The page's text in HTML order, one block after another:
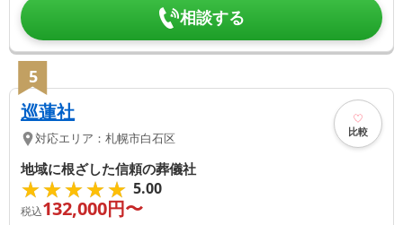
相談する
5
巡蓮社
対応エリア： 札幌市白石区 比較
地域に根ざした信頼の葬儀社
★★★★★
★★★★★ 5.00
税込132,000円〜